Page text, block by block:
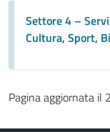
Settore 4 –
Cultura, Sport,
Pagina aggiornata